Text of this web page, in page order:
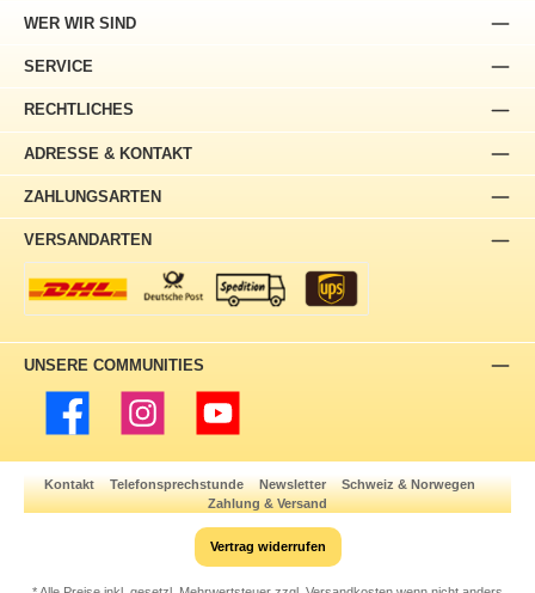
ADRESSE & KONTAKT
WER WIR SIND
SERVICE
RECHTLICHES
ZAHLUNGSARTEN
VERSANDARTEN
UNSERE COMMUNITIES
Facebook Instagram YouTube
Kontakt Telefonsprechstunde Newsletter
Schweiz & Norwegen
Zahlung & Versand
Vertrag widerrufen